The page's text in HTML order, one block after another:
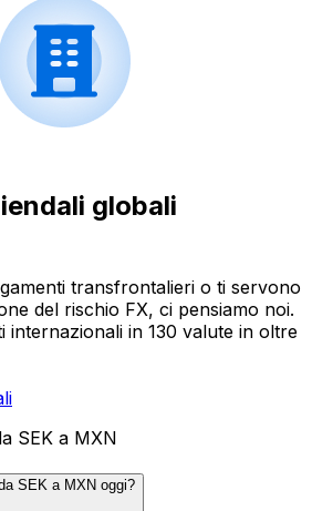
globali
transfrontalieri o ti servono
del rischio FX, ci pensiamo noi.
internazionali in 130 valute in oltre
SEK a MXN
SEK a MXN oggi?